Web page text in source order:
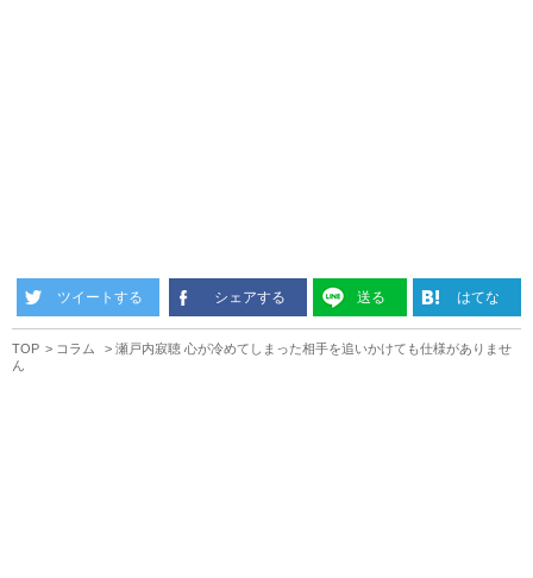
ツイートする シェアする 送る はてな
TOP コラム
瀬戸内寂聴 心が冷めてしまった相手を追いかけても仕様がありませ
ん